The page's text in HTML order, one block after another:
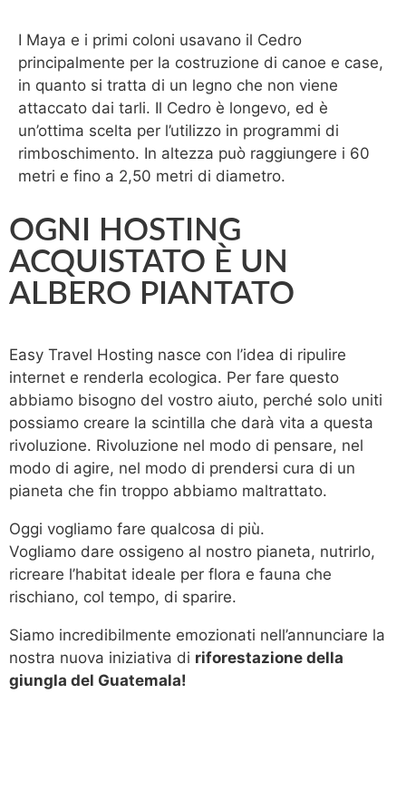
I Maya e i primi coloni usavano il Cedro
principalmente per la costruzione di canoe e case,
in quanto si tratta di un legno che non viene
attaccato dai tarli. Il Cedro è longevo, ed è
un’ottima scelta per l’utilizzo in programmi di
rimboschimento. In altezza può raggiungere i 60
metri e fino a 2,50 metri di diametro.
OGNI HOSTING
ACQUISTATO È UN
ALBERO PIANTATO
Easy Travel Hosting nasce con l’idea di ripulire
internet e renderla ecologica. Per fare questo
abbiamo bisogno del vostro aiuto, perché solo uniti
possiamo creare la scintilla che darà vita a questa
rivoluzione. Rivoluzione nel modo di pensare, nel
modo di agire, nel modo di prendersi cura di un
pianeta che fin troppo abbiamo maltrattato.
Oggi vogliamo fare qualcosa di più.
Vogliamo dare ossigeno al nostro pianeta, nutrirlo,
ricreare l’habitat ideale per flora e fauna che
rischiano, col tempo, di sparire.
Siamo incredibilmente emozionati nell’annunciare la
nostra nuova iniziativa di riforestazione della
giungla del Guatemala!